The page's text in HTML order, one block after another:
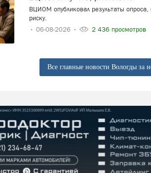
ВЦИОМ опубликовал результаты опроса,
риску.
06-08-2026
2 436 просмотров
Все главные новости Вологды за